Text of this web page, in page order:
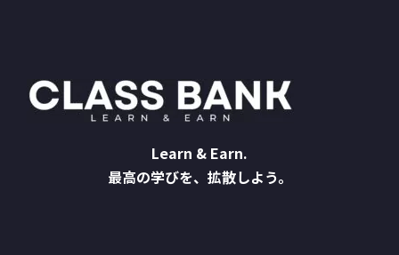
Learn & Earn.
最高の学びを、拡散しよう。